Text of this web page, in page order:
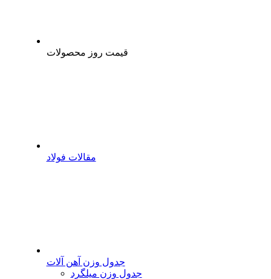
قیمت روز محصولات
مقالات فولاد
جدول وزن آهن آلات
جدول وزن میلگرد